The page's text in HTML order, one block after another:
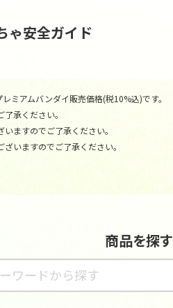
ゃ安全ガイド
ミアムバンダイ販売価格(税10%込)です。
承ください。
ますのでご了承ください。
いますのでご了承ください。
商品を探す